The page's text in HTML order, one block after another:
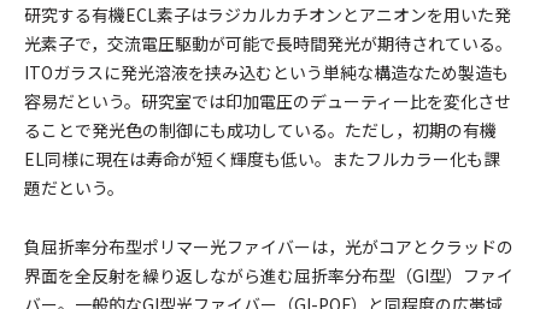
研究する有機ECL素子はラジカルカチオンとアニオンを用いた発
光素子で，交流電圧駆動が可能で長時間発光が期待されている。
ITOガラスに発光溶液を挟み込むという単純な構造なため製造も
容易だという。研究室では印加電圧のデューティー比を変化させ
ることで発光色の制御にも成功している。ただし，初期の有機
EL同様に現在は寿命が短く輝度も低い。またフルカラー化も課
題だという。
負屈折率分布型ポリマー光ファイバーは，光がコアとクラッドの
界面を全反射を繰り返しながら進む屈折率分布型（GI型）ファイ
バー。一般的なGI型光ファイバー（GI-POF）と同程度の広帯域